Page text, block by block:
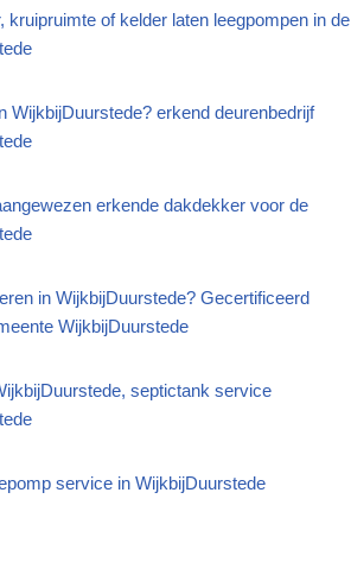
kruipruimte of kelder laten leegpompen in de
WijkbijDuurstede? erkend deurenbedrijf
erkende dakdekker voor de
in WijkbijDuurstede? Gecertificeerd
WijkbijDuurstede
septictank service
service in WijkbijDuurstede